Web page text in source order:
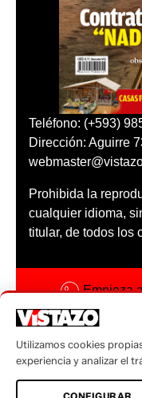
Teléfono: (+593)
Dirección: Aguirre
Prohibida la
cualquier idioma,
titular, de todos los
Empieza
Código
Utilizamos cookies
experiencia y analizar el
CONFIGURAR